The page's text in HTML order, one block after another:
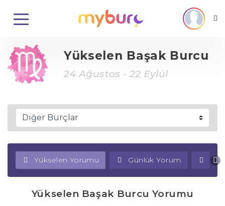
Yükselen Başak Burcu
24 Ağustos - 22 Eylül
Yükselen Yorumu Günlük Yorum
Yükselen Başak Burcu Yorumu